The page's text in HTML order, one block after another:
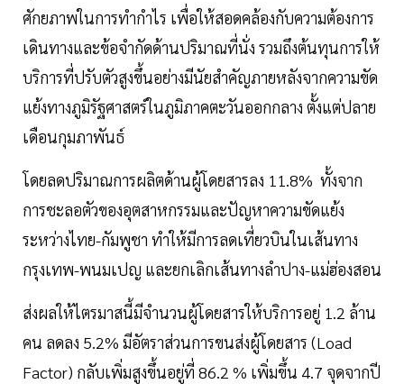
ศักยภาพในการทำกำไร เพื่อให้สอดคล้องกับความต้องการ
เดินทางและข้อจำกัดด้านปริมาณที่นั่ง รวมถึงต้นทุนการให้
บริการที่ปรับตัวสูงขึ้นอย่างมีนัยสำคัญภายหลังจากความขัด
แย้งทางภูมิรัฐศาสตร์ในภูมิภาคตะวันออกกลาง ตั้งแต่ปลาย
เดือนกุมภาพันธ์
โดยลดปริมาณการผลิตด้านผู้โดยสารลง 11.8% ทั้งจาก
การชะลอตัวของอุตสาหกรรมและปัญหาความขัดแย้ง
ระหว่างไทย-กัมพูชา ทำให้มีการลดเที่ยวบินในเส้นทาง
กรุงเทพ-พนมเปญ และยกเลิกเส้นทางลำปาง-แม่ฮ่องสอน
ส่งผลให้ไตรมาสนี้มีจำนวนผู้โดยสารให้บริการอยู่ 1.2 ล้าน
คน ลดลง 5.2% มีอัตราส่วนการขนส่งผู้โดยสาร (Load
Factor) กลับเพิ่มสูงขึ้นอยู่ที่ 86.2 % เพิ่มขึ้น 4.7 จุดจากปี